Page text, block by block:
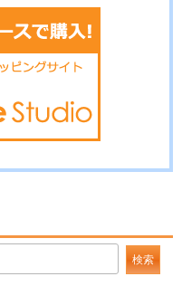
検索